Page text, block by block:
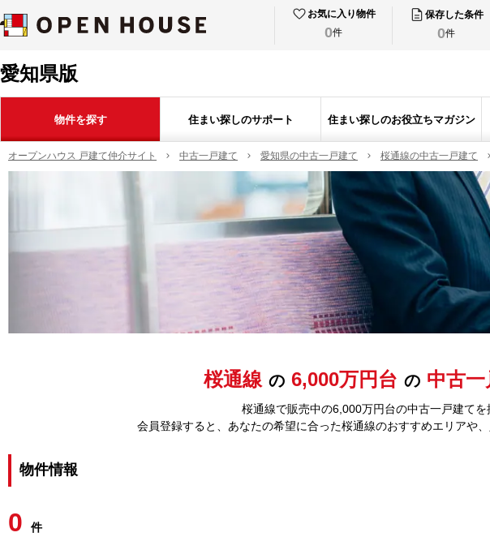
お気に入り物件
0件
保存した条件
0件
愛知県版
物件を探す 住まい探しのサポート 住まい探しのお役立ちマガジン
オープンハウス 戸建て仲介サイト 中古一戸建て 愛知県の中古一戸建て 桜通線の中古一戸建て
桜通線 の 6,000万円台 の 中古一
桜通線で販売中の6,000万円台の中古一戸建てを
会員登録すると、あなたの希望に合った桜通線のおすすめエリアや
物件情報
0 件